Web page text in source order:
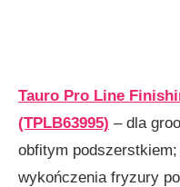
Tauro Pro Line
(TPLB63995) – dla
obfitym
wykończenia fryzury